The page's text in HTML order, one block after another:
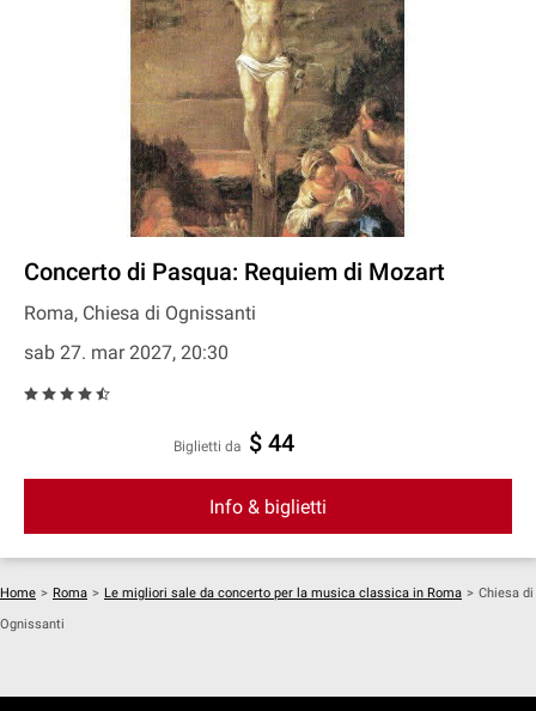
Concerto di Pasqua: Requiem di Mozart
Roma, Chiesa di Ognissanti
sab 27. mar 2027, 20:30
Biglietti da $ 44
Info & biglietti
Home > Roma > Le migliori sale da concerto per la musica classica in Roma > Chiesa di
Ognissanti